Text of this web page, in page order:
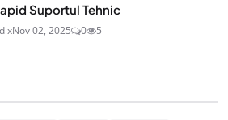
Suportul Tehnic
Nov 02, 2025 0 5